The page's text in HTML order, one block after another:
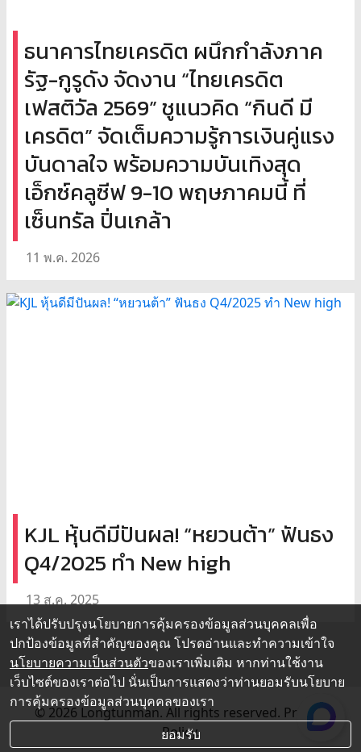
ธนาคารไทยเครดิต ผนึกกำลังภาค
รัฐ-กูรูดัง จัดงาน “ไทยเครดิต
เฟสติวัล 2569” ชูแนวคิด “กินดี มี
เครดิต” จัดเต็มความรู้การเงินคู่แรง
บันดาลใจ พร้อมความบันเทิงสุด
เอ็กซ์คลูซีฟ 9-10 พฤษภาคมนี้ ที่
เซ็นทรัล ปิ่นเกล้า
11 พ.ค. 2026
KJL หุ้นดีมีปันผล! “หยวนต้า” ฟันธง
Q4/2025 ทำ New high
13 ส.ค. 2025
© 2026 Longtunman. All rights reserved. Privacy
Policy.
เราได้ปรับปรุงนโยบายการคุ้มครองข้อมูลส่วนบุคคลเพื่อ
ปกป้องข้อมูลที่สำคัญของคุณ โปรดอ่านและทำความเข้าใจ
นโยบายความเป็นส่วนตัวของเราเพิ่มเติม หากท่านใช้งาน
เว็บไซต์ของเราต่อไป นั่นเป็นการแสดงว่าท่านยอมรับนโยบาย
การคุ้มครองข้อมูลส่วนบุคคลของเรา
ยอมรับ